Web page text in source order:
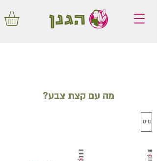
?מה עם קצת צבע
סינון